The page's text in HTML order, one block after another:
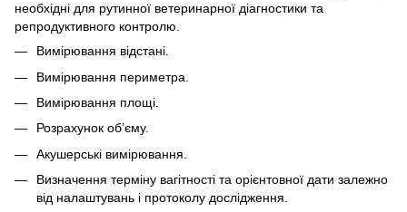
необхідні для рутинної ветеринарної діагностики та
репродуктивного контролю.
Вимірювання відстані.
Вимірювання периметра.
Вимірювання площі.
Розрахунок об’єму.
Акушерські вимірювання.
Визначення терміну вагітності та орієнтовної дати залежно
від налаштувань і протоколу дослідження.